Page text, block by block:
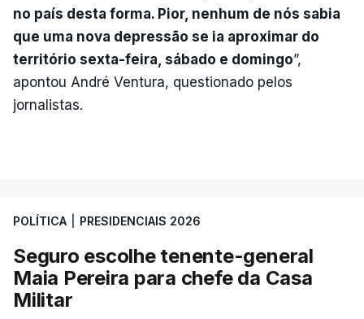
no país desta forma. Pior, nenhum de nós sabia
que uma nova depressão se ia aproximar do
território sexta-feira, sábado e domingo”,
apontou André Ventura, questionado pelos
jornalistas.
POLÍTICA PRESIDENCIAIS 2026
Seguro escolhe tenente-general
Maia Pereira para chefe da Casa
Militar